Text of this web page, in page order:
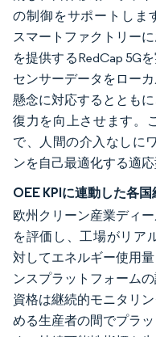
の制御をサポートしま
スマートファクトリー
を提供するRedCap 5G
センサーデータをロー
懸念に対応するととも
復力を向上させます。
で、人間の介入なしに
ンを自己最適化する適
OEE KPIに連動した各
欧州クリーン産業ディ
を評価し、工場がリア
対してエネルギー使用
ンスプラットフォーム
資格は継続的モニタリ
める生産者の間でプラ